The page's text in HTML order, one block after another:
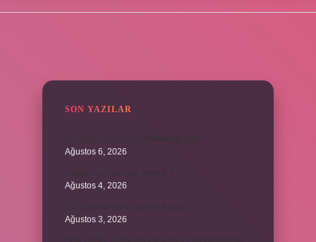
SON YAZILAR
Binalarda asansör yönetmeliği nedir ?
Ağustos 6, 2026
Ağustos 4, 2026
2025 Borsa hangi günler kapalı ?
Ağustos 3, 2026